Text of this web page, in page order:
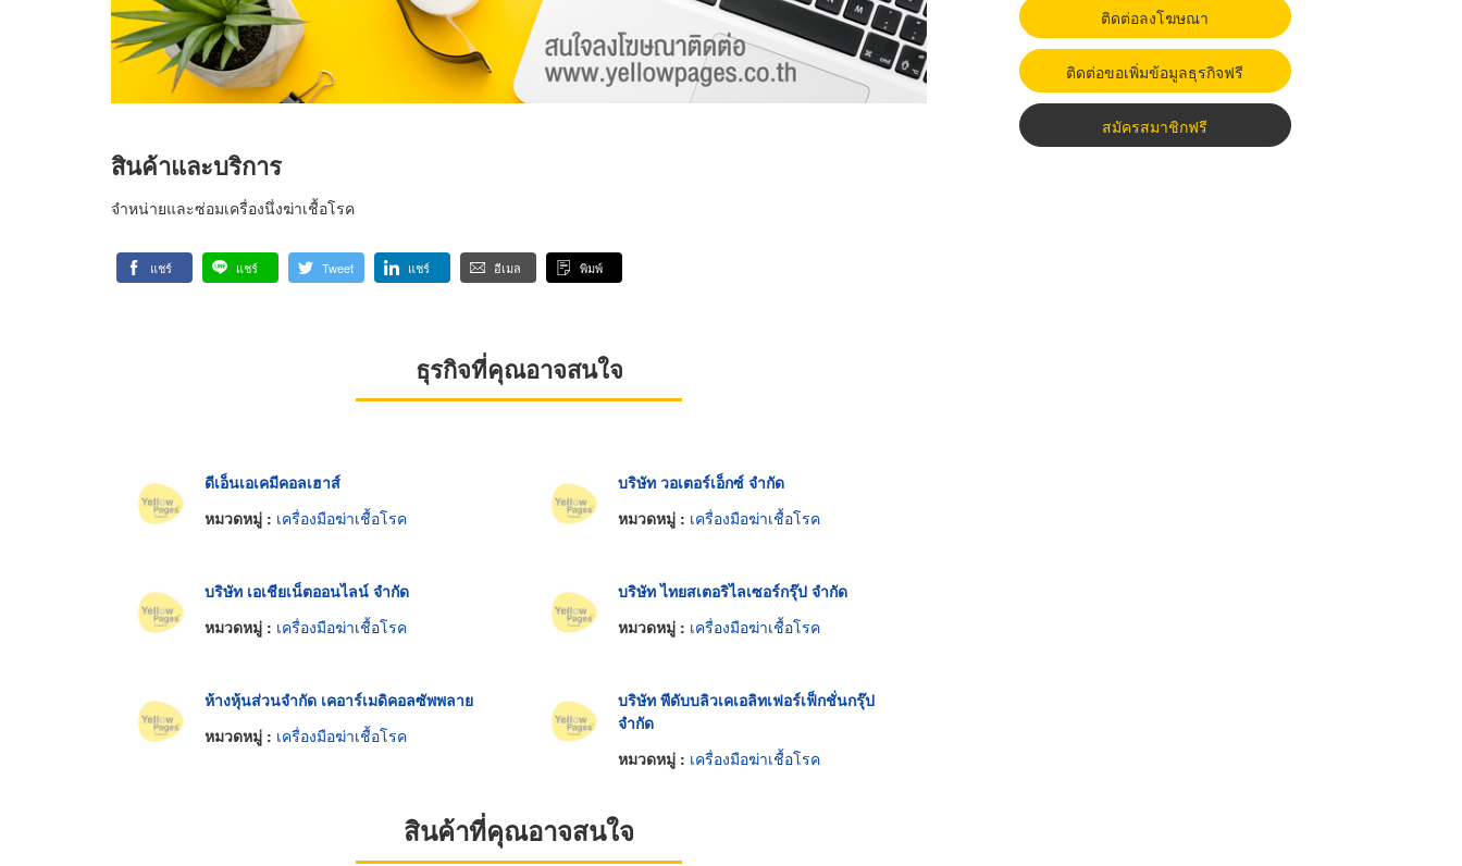
สินค้าและบริการ
จำหน่ายและซ่อมเครื่องนึ่งฆ่าเชื้อโรค
แชร์ แชร์ Tweet แชร์ อีเมล พิมพ์
ธุรกิจที่คุณอาจสนใจ
ดีเอ็นเอเคมีคอลเฮาส์
หมวดหมู่ : เครื่องมือฆ่าเชื้อโรค
บริษัท วอเตอร์เอ็กซ์ จำกัด
หมวดหมู่ : เครื่องมือฆ่าเชื้อโรค
บริษัท เอเชียเน็ตออนไลน์ จำกัด
หมวดหมู่ : เครื่องมือฆ่าเชื้อโรค
บริษัท ไทยสเตอริไลเซอร์กรุ๊ป จำกัด
หมวดหมู่ : เครื่องมือฆ่าเชื้อโรค
ห้างหุ้นส่วนจำกัด เคอาร์เมดิคอลซัพพลาย
หมวดหมู่ : เครื่องมือฆ่าเชื้อโรค
บริษัท พีดับบลิวเคเอลิทเฟอร์เฟ็กชั่นกรุ๊ป
จำกัด
หมวดหมู่ : เครื่องมือฆ่าเชื้อโรค
สินค้าที่คุณอาจสนใจ
ติดต่อลงโฆษณา
ติดต่อขอเพิ่มข้อมูลธุรกิจฟรี
สมัครสมาชิกฟรี